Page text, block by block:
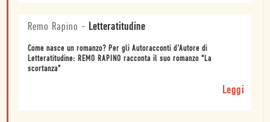
Remo Rapino - Letteratitudine
Come nasce un romanzo? Per gli Autoracconti d’Autore di
Letteratitudine: REMO RAPINO racconta il suo romanzo “La
scortanza”
Leggi